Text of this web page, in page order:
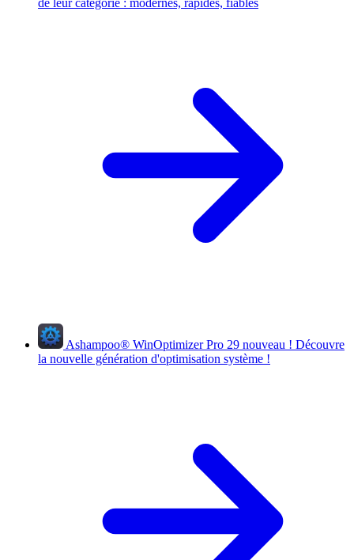
de leur catégorie : modernes, rapides, fiables
Ashampoo® WinOptimizer Pro 29 nouveau ! Découvre
la nouvelle génération d'optimisation système !